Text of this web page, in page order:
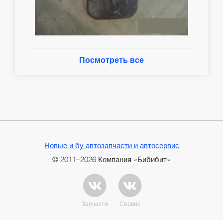
Посмотреть все
Новые и бу автозапчасти и автосервис
© 2011–2026 Компания «Бибибит»
Запчасти Сервис